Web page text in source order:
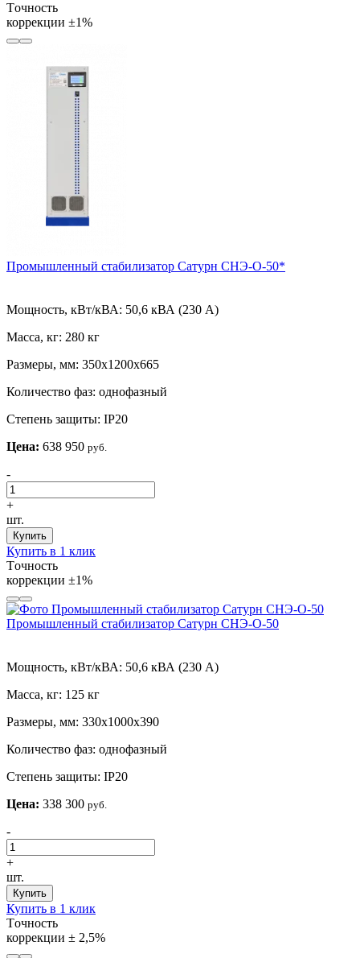
Tочность
коррекции ±1%
Промышленный стабилизатор Сатурн СНЭ-О-50*
Мощность, кВт/кВА: 50,6 кВА (230 А)
Масса, кг: 280 кг
Размеры, мм: 350х1200х665
Количество фаз: однофазный
Степень защиты: IP20
Цена: 638 950 руб.
-
+
шт.
Купить
Купить в 1 клик
Tочность
коррекции ±1%
Промышленный стабилизатор Сатурн СНЭ-О-50
Мощность, кВт/кВА: 50,6 кВА (230 А)
Масса, кг: 125 кг
Размеры, мм: 330х1000х390
Количество фаз: однофазный
Степень защиты: IP20
Цена: 338 300 руб.
-
+
шт.
Купить
Купить в 1 клик
Tочность
коррекции ± 2,5%